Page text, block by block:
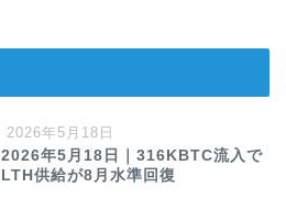
2026年5月18日
2026年5月18日｜316KBTC流入で
LTH供給が8月水準回復